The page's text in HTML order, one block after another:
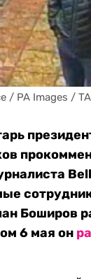
/ PA Images /
Боширов
6 мая он